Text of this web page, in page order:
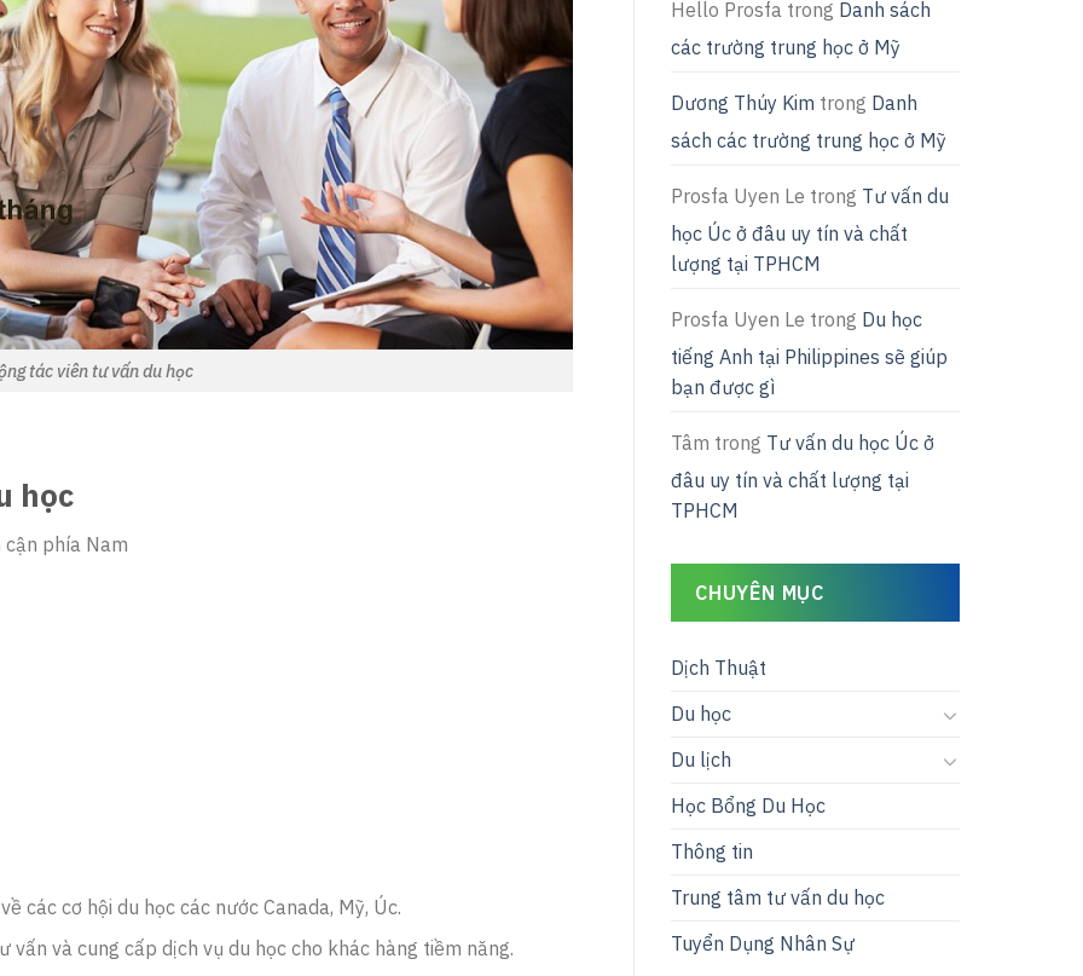
tác viên tư vấn du học
học
phía Nam
các cơ hội du học các nước Canada, Mỹ, Úc.
và cung cấp dịch vụ du học cho khác hàng tiềm năng.
Hello Prosfa trong Danh sách
các trường trung học ở Mỹ
Dương Thúy Kim trong Danh
sách các trường trung học ở Mỹ
Prosfa Uyen Le trong Tư vấn du
học Úc ở đâu uy tín và chất
lượng tại TPHCM
Prosfa Uyen Le trong Du học
tiếng Anh tại Philippines sẽ giúp
bạn được gì
Tâm trong Tư vấn du học Úc ở
đâu uy tín và chất lượng tại
TPHCM
CHUYÊN MỤC
Dịch Thuật
Du học
Du lịch
Học Bổng Du Học
Thông tin
Trung tâm tư vấn du học
Tuyển Dụng Nhân Sự